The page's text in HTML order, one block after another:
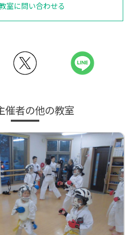
室に問い合わせる
催者の他の教室